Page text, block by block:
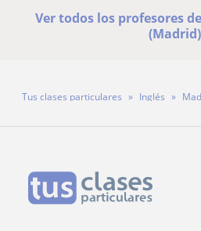
Ver todos los profesores
(Madrid)
Tus clases particulares Inglés